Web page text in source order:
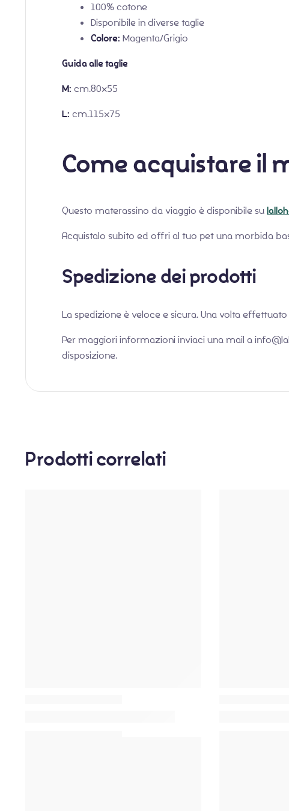
100% cotone
Disponibile in diverse taglie
Colore: Magenta/Grigio
Guida alle taglie
M: cm.80×55
L: cm.115×75
Come acquistare il
Questo materassino da viaggio è disponibile su
Acquistalo subito ed offri al tuo pet una morbida
Spedizione dei prodotti
La spedizione è veloce e sicura. Una volta
Per maggiori informazioni inviaci una mail a
disposizione.
Prodotti correlati